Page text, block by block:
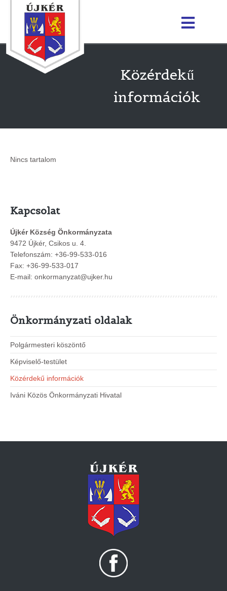
Közérdekű
információk
Nincs tartalom
Kapcsolat
Újkér Község Önkormányzata
9472 Újkér, Csikos u. 4.
Telefonszám: +36-99-533-016
Fax: +36-99-533-017
E-mail: onkormanyzat@ujker.hu
Önkormányzati oldalak
Polgármesteri köszöntő
Képviselő-testület
Közérdekű információk
Iváni Közös Önkormányzati Hivatal